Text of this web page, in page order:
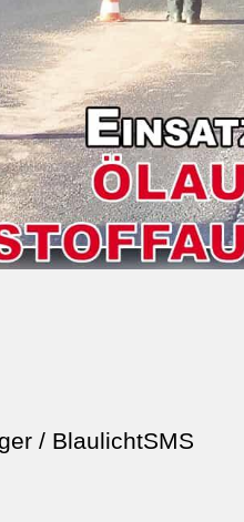
/ BlaulichtSMS